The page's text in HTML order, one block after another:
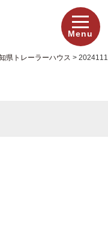
Menu
県トレーラーハウス > 2024111